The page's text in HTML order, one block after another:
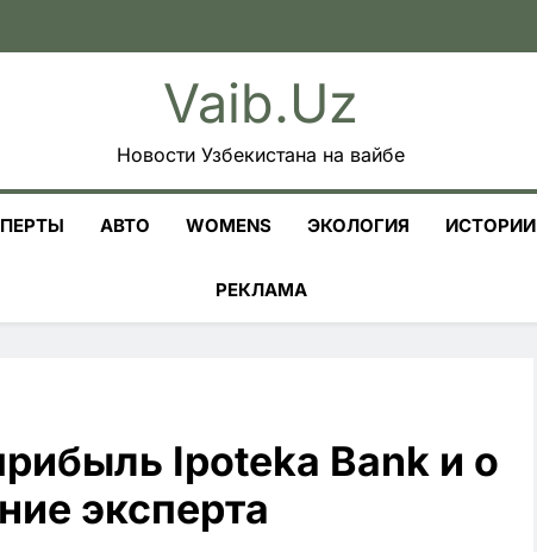
Vaib.uz
Новости Узбекистана на вайбе
АВТО WOMENS ЭКОЛОГИЯ ИСТОРИИ
РЕКЛАМА
Ipoteka Bank и о
эксперта